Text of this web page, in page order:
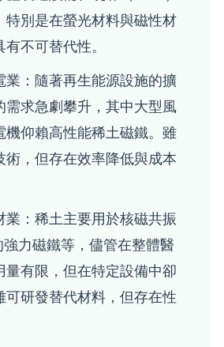
特別是在螢光材料與磁性材
不可替代性。
業：隨著再生能源設施的擴
需求急劇攀升，其中大型風
機仰賴高性能稀土磁鐵。雖
術，但存在效率降低與成本
業：稀土主要用於核磁共振
強力磁鐵等，儘管在整體醫
量有限，但在特定設備中卻
可研發替代材料，但存在性